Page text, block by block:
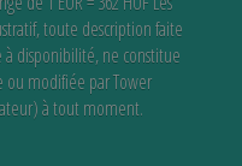
toute description faite
à disponibilité,ne constitue
modifiée par Tower
à tout moment.